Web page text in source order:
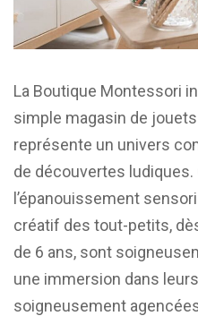
La Boutique Montessori
simple magasin de
représente un univers
de découvertes ludiques.
l’épanouissement
créatif des tout-petits,
de 6 ans, sont
une immersion dans
soigneusement